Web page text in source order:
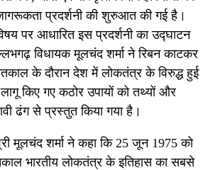
प्रदर्शनी की शुरुआत की गई है।
पर आधारित इस प्रदर्शनी का उद्घाटन
विधायक मूलचंद शर्मा ने रिबन काटकर
के दौरान देश में लोकतंत्र के विरुद्ध हुई
किए गए कठोर उपायों को तथ्यों और
ढंग से प्रस्तुत किया गया है।
मूलचंद शर्मा ने कहा कि 25 जून 1975 को
भारतीय लोकतंत्र के इतिहास का सबसे